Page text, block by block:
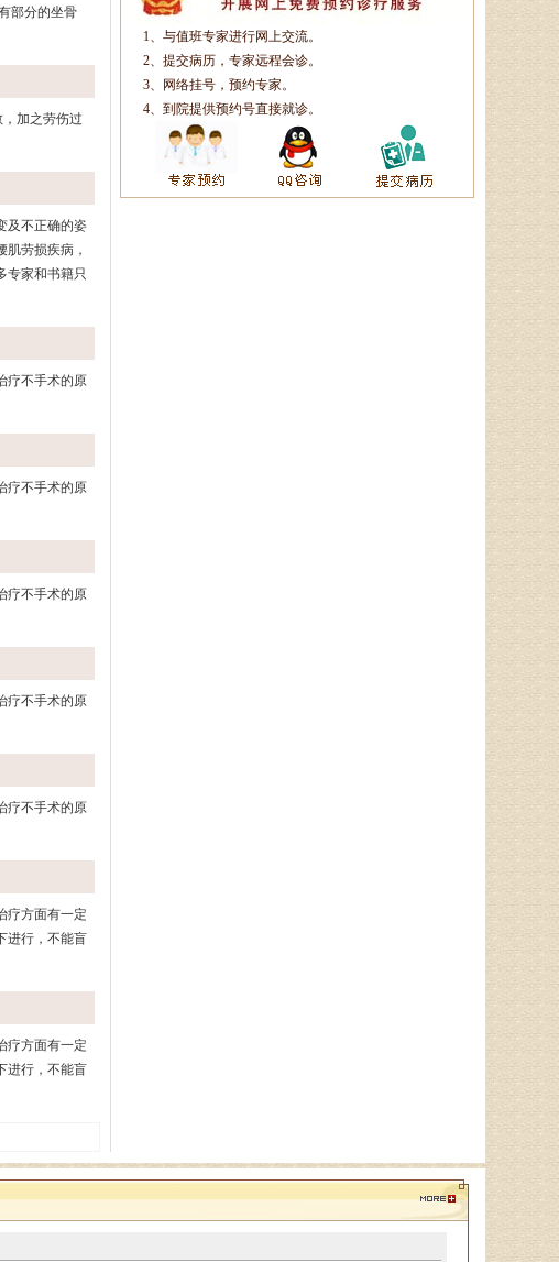
部分的坐骨
加之劳伤过
及不正确的姿
劳损疾病，
专家和书籍只
疗不手术的原
疗不手术的原
疗不手术的原
疗不手术的原
疗不手术的原
疗方面有一定
进行，不能盲
疗方面有一定
进行，不能盲
1、与值班专家进行网上交流。
2、提交病历，专家远程会诊。
3、网络挂号，预约专家。
4、到院提供预约号直接就诊。
回复呢?
单侧肢体无力或活动不灵活，
长辩证一下，找到真正病因，根据咱的具体情况，制定治疗